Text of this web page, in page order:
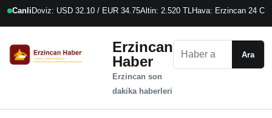
Canli Doviz: USD 32.10 / EUR 34.75Altin: 2.520 TLHava: Erzincan 24 C
Erzincan
Haber
Erzincan son
dakika haberleri
Ara